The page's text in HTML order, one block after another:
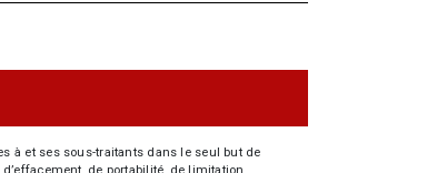
à et ses sous-traitants dans le seul but de